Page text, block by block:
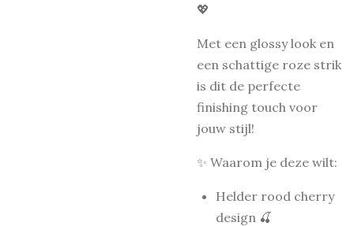
💖
Met een glossy look en
een schattige roze strik
is dit de perfecte
finishing touch voor
jouw stijl!
✨ Waarom je deze wilt:
Helder rood cherry
design 🍒